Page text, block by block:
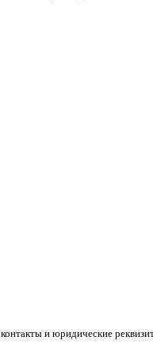
и юридические